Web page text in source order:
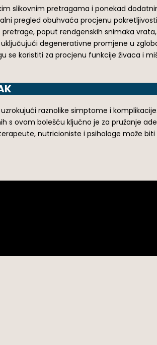
slikovnim pretragama i ponekad
pregled obuhvaća procjenu
poput rendgenskih snimaka
degenerativne promjene u
se koristiti za procjenu funkcije živaca i
raznolike simptome i
s ovom bolešću ključno je za pružanje
nutricioniste i psihologe može